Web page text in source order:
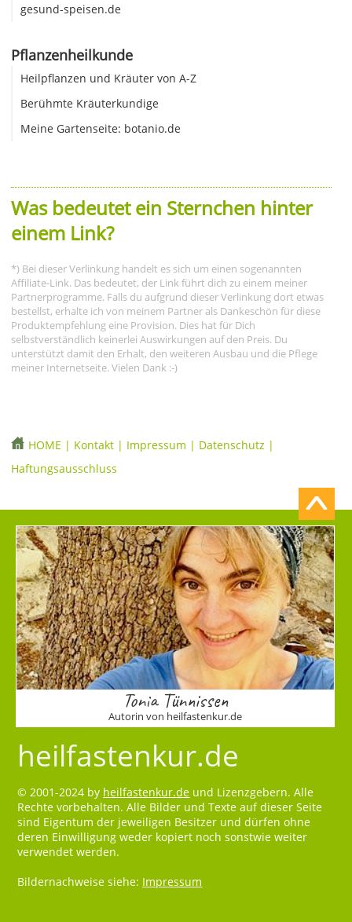
gesund-speisen.de
Pflanzenheilkunde
Heilpflanzen und Kräuter von A-Z
Berühmte Kräuterkundige
Meine Gartenseite: botanio.de
Was bedeutet ein Sternchen hinter
einem Link?
*) Bei dieser Verlinkung handelt es sich um einen sogenannten
Affiliate-Link. Das bedeutet, der Link führt dich zu einem meiner
Partnerprogramme. Falls du aufgrund dieser Verlinkung dort etwas
bestellst, erhalte ich von meinem Partner als Dankeschön für diese
Produktempfehlung eine Provision. Dies hat für Dich
selbstverständlich keinerlei Auswirkungen auf den Preis. Du
unterstützt damit den Erhalt, den weiteren Ausbau und die Pflege
meiner Internetseite. Vielen Dank :-)
HOME | Kontakt | Impressum | Datenschutz |
Haftungsausschluss
Tonia Tünnissen
Autorin von heilfastenkur.de
heilfastenkur.de
© 2001-2024 by heilfastenkur.de und Lizenzgebern. Alle
Rechte vorbehalten. Alle Bilder und Texte auf dieser Seite
sind Eigentum der jeweiligen Besitzer und dürfen ohne
deren Einwilligung weder kopiert noch sonstwie weiter
verwendet werden.
Bildernachweise siehe: Impressum